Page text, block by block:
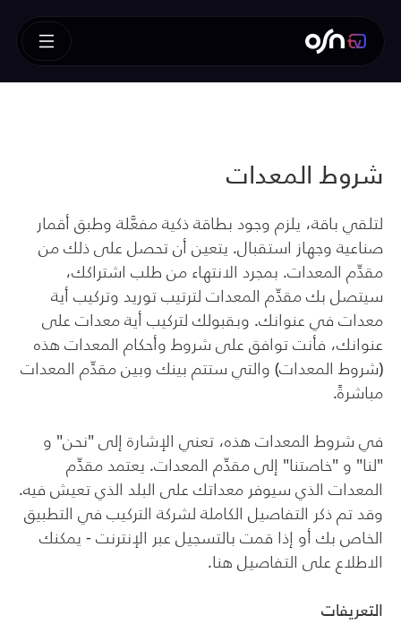
شروط المعدات
لتلقي باقة، يلزم وجود بطاقة ذكية مفعَّلة وطبق أقمار
صناعية وجهاز استقبال. يتعين أن تحصل على ذلك من
مقدِّم المعدات. بمجرد الانتهاء من طلب اشتراكك،
سيتصل بك مقدِّم المعدات لترتيب توريد وتركيب أية
معدات في عنوانك. وبقبولك لتركيب أية معدات على
عنوانك، فأنت توافق على شروط وأحكام المعدات هذه
(شروط المعدات) والتي ستتم بينك وبين مقدِّم المعدات
مباشرةً.
في شروط المعدات هذه، تعني الإشارة إلى "نحن" و
"لنا" و "خاصتنا" إلى مقدِّم المعدات. يعتمد مقدِّم
المعدات الذي سيوفر معداتك على البلد الذي تعيش فيه.
وقد تم ذكر التفاصيل الكاملة لشركة التركيب في التطبيق
الخاص بك أو إذا قمت بالتسجيل عبر الإنترنت - يمكنك
الاطلاع على التفاصيل هنا.
التعريفات